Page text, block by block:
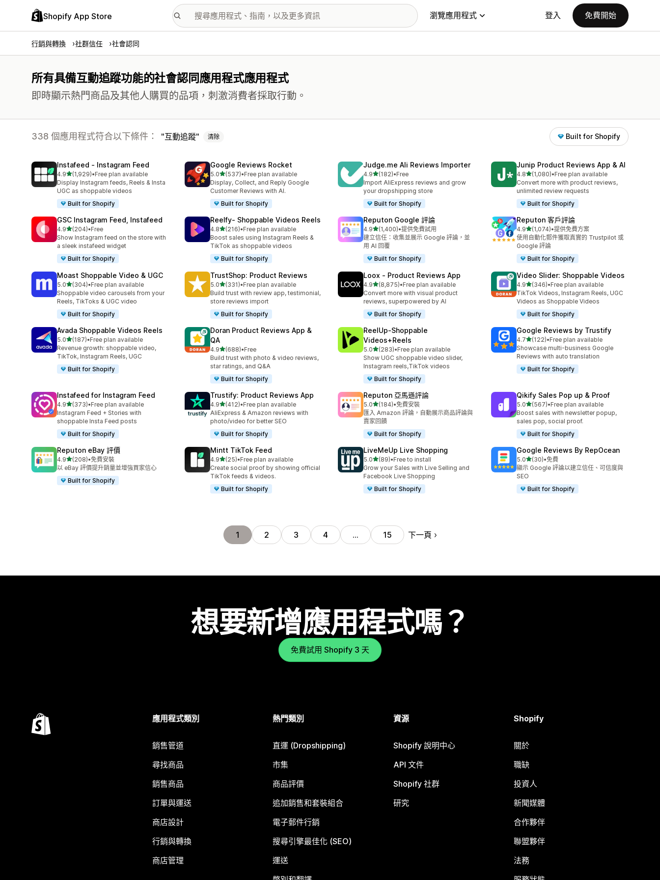
Shopify App Store 瀏覽應用程式 登入 免費開始
行銷與轉換 社群信任 社會認同
所有具備互動追蹤功能的社會認同應用程式應用程式
即時顯示熱門商品及其他人購買的品項，刺激消費者採取行動。
338 個應用程式符合以下條件： 互動追蹤 清除 Built for Shopify
Instafeed ‑ Instagram Feed
4.9滿分 5 顆星
(1,929)
共有 1929 則評價
•Free plan available
Display Instagram feeds, Reels & Insta
UGC as shoppable videos
Built for Shopify
Google Reviews Rocket
5.0滿分 5 顆星
(537)
共有 537 則評價
•Free plan available
Display, Collect, and Reply Google
Customer Reviews with AI.
Built for Shopify
Judge.me Ali Reviews Importer
4.9滿分 5 顆星
(182)
共有 182 則評價
•Free
Import AliExpress reviews and grow
your dropshipping store
Built for Shopify
Junip Product Reviews App & AI
4.8滿分 5 顆星
(1,080)
共有 1080 則評價
•Free plan available
Convert more with product reviews,
unlimited review requests
Built for Shopify
GSC Instagram Feed, Instafeed
4.9滿分 5 顆星
(204)
共有 204 則評價
•Free
Show Instagram feed on the store with
a sleek instafeed widget
Built for Shopify
Reelfy‑ Shoppable Videos Reels
4.8滿分 5 顆星
(216)
共有 216 則評價
•Free plan available
Boost sales using Instagram Reels &
TikTok as shoppable videos
Built for Shopify
Reputon Google 評論
4.9滿分 5 顆星
(1,400)
共有 1400 則評價
•提供免費試用
建立信任：收集並展示 Google 評論，並
用 AI 回覆
Built for Shopify
Reputon 客戶評論
4.9滿分 5 顆星
(1,074)
共有 1074 則評價
•提供免費方案
使用自動化郵件獲取真實的 Trustpilot 或
Google 評論
Built for Shopify
Moast Shoppable Video & UGC
5.0滿分 5 顆星
(304)
共有 304 則評價
•Free plan available
Shoppable video carousels from your
Reels, TikToks & UGC video
Built for Shopify
TrustShop: Product Reviews
5.0滿分 5 顆星
(331)
共有 331 則評價
•Free plan available
Build trust with review app, testimonial,
store reviews import
Built for Shopify
Loox ‑ Product Reviews App
4.9滿分 5 顆星
(8,875)
共有 8875 則評價
•Free plan available
Convert more with visual product
reviews, superpowered by AI
Built for Shopify
Video Slider: Shoppable Videos
4.9滿分 5 顆星
(346)
共有 346 則評價
•Free plan available
TikTok Videos, Instagram Reels, UGC
Videos as Shoppable Videos
Built for Shopify
Avada Shoppable Videos Reels
5.0滿分 5 顆星
(187)
共有 187 則評價
•Free plan available
Revenue growth: shoppable video,
TikTok, Instagram Reels, UGC
Built for Shopify
Doran Product Reviews App &
QA
4.9滿分 5 顆星
(688)
共有 688 則評價
•Free
Build trust with photo & video reviews,
star ratings, and Q&A
Built for Shopify
ReelUp‑Shoppable
Videos+Reels
5.0滿分 5 顆星
(283)
共有 283 則評價
•Free plan available
Show UGC shoppable video slider,
Instagram reels,TikTok videos
Built for Shopify
Google Reviews by Trustify
4.7滿分 5 顆星
(122)
共有 122 則評價
•Free plan available
Showcase multi-business Google
Reviews with auto translation
Built for Shopify
Instafeed for Instagram Feed
4.9滿分 5 顆星
(373)
共有 373 則評價
•Free plan available
Instagram Feed + Stories with
shoppable Insta Feed posts
Built for Shopify
Trustify: Product Reviews App
4.9滿分 5 顆星
(412)
共有 412 則評價
•Free plan available
AliExpress & Amazon reviews with
photo/video for better SEO
Built for Shopify
Reputon 亞馬遜評論
5.0滿分 5 顆星
(184)
共有 184 則評價
•免費安裝
匯入 Amazon 評論，自動展示商品評論與
賣家回饋
Built for Shopify
Qikify Sales Pop up & Proof
5.0滿分 5 顆星
(567)
共有 567 則評價
•Free plan available
Boost sales with newsletter popup,
sales pop, social proof.
Built for Shopify
Reputon eBay 評價
4.9滿分 5 顆星
(208)
共有 208 則評價
•免費安裝
以 eBay 評價提升銷量並增強買家信心
Built for Shopify
Mintt TikTok Feed
4.9滿分 5 顆星
(25)
共有 25 則評價
•Free plan available
Create social proof by showing official
TikTok feeds & videos.
Built for Shopify
LiveMeUp Live Shopping
5.0滿分 5 顆星
(89)
共有 89 則評價
•Free to install
Grow your Sales with Live Selling and
Facebook Live Shopping
Built for Shopify
Google Reviews By RepOcean
5.0滿分 5 顆星
(30)
共有 30 則評價
•免費
顯示 Google 評論以建立信任、可信度與
SEO
Built for Shopify
1 2 3 4 … 15 下一頁
想要新增應用程式嗎？
免費試用 Shopify 3 天
應用程式類別
銷售管道
尋找商品
銷售商品
訂單與運送
商店設計
行銷與轉換
商店管理
熱門類別
直運 (Dropshipping)
市集
商品評價
追加銷售和套裝組合
電子郵件行銷
搜尋引擎最佳化 (SEO)
運送
資源
Shopify 說明中心
API 文件
Shopify 社群
研究
Shopify
關於
職缺
投資人
新聞媒體
合作夥伴
聯盟夥伴
法務